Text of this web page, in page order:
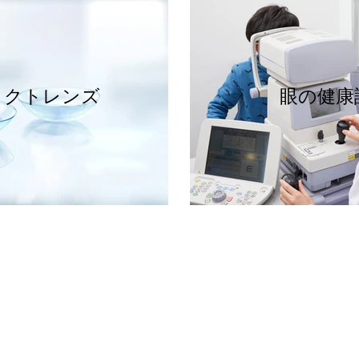
トレンズ 眼の健康